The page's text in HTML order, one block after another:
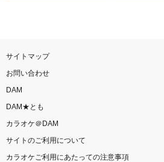
サイトマップ
お問い合わせ
DAM
DAM★とも
カラオケ＠DAM
サイトのご利用について
カラオケご利用にあたっての注意事項